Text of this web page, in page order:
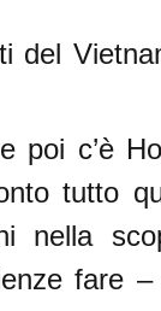
delle
del
poi c’è
tutto
nella
fare